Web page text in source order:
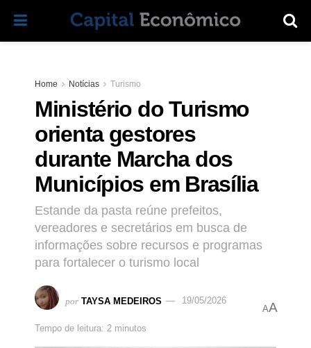
Home Notícias Turismo
Ministério do Turismo
orienta gestores
durante Marcha dos
Municípios em Brasília
Estande da pasta reúne prefeitos,
vereadores e secretários em busca de
informações sobre recursos e programas
para fortalecer o turismo local
por TAYSA MEDEIROS 19/05/2026
Tempo de leitura: 2 minutos
AA